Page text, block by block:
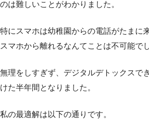
のは難しいことがわかりました。
特にスマホは幼稚園からの電話がたまに
スマホから離れるなんてことは不可能でし
無理をしすぎず、デジタルデトックスで
けた半年間となりました。
私の最適解は以下の通りです。